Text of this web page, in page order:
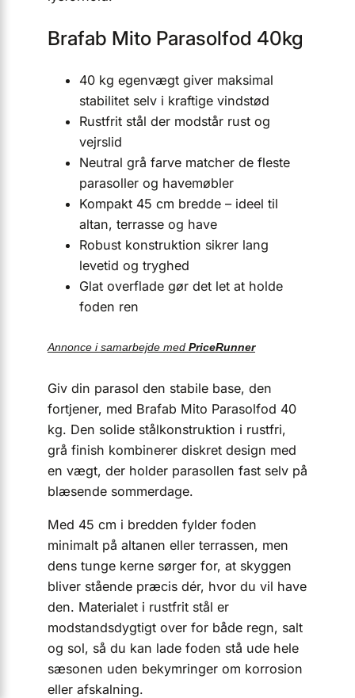
Brafab Mito Parasolfod 40kg
40 kg egenvægt giver maksimal
stabilitet selv i kraftige vindstød
Rustfrit stål der modstår rust og
vejrslid
Neutral grå farve matcher de fleste
parasoller og havemøbler
Kompakt 45 cm bredde – ideel til
altan, terrasse og have
Robust konstruktion sikrer lang
levetid og tryghed
Glat overflade gør det let at holde
foden ren
Annonce i samarbejde med PriceRunner
Giv din parasol den stabile base, den
fortjener, med Brafab Mito Parasolfod 40
kg. Den solide stålkonstruktion i rustfri,
grå finish kombinerer diskret design med
en vægt, der holder parasollen fast selv på
blæsende sommerdage.
Med 45 cm i bredden fylder foden
minimalt på altanen eller terrassen, men
dens tunge kerne sørger for, at skyggen
bliver stående præcis dér, hvor du vil have
den. Materialet i rustfrit stål er
modstandsdygtigt over for både regn, salt
og sol, så du kan lade foden stå ude hele
sæsonen uden bekymringer om korrosion
eller afskalning.